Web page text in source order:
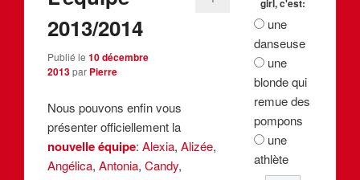
2013/2014
Publié le 10 décembre
2013 par Pierre
Nous pouvons enfin vous
présenter officiellement la
nouvelle équipe:Alexia,Alizée,
Angélica,Antonia,Candy,
girl, c'est:
une
danseuse
une
blonde qui
remue des
pompons
une
athlète